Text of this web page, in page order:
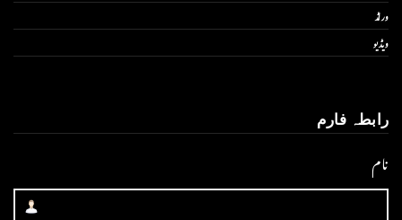
ورلڈ
ویڈیو
رابطہ فارم
نام